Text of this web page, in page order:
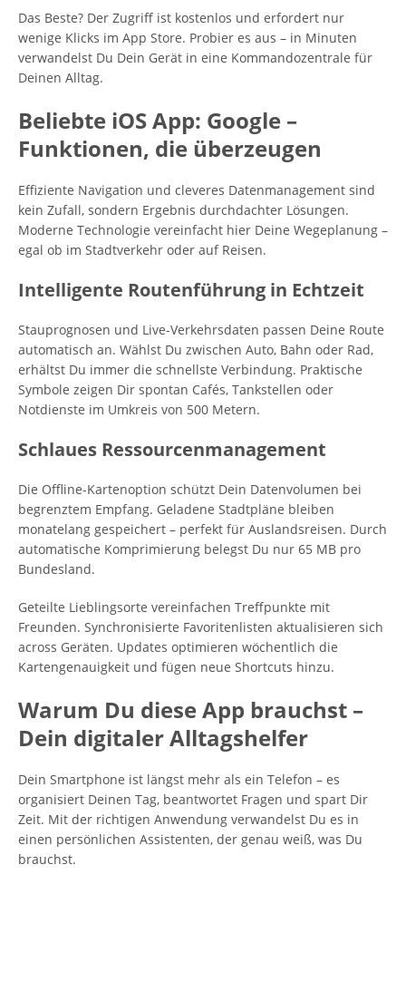
Das Beste? Der Zugriff ist kostenlos und erfordert nur
wenige Klicks im App Store. Probier es aus – in Minuten
verwandelst Du Dein Gerät in eine Kommandozentrale für
Deinen Alltag.
Beliebte iOS App: Google –
Funktionen, die überzeugen
Effiziente Navigation und cleveres Datenmanagement sind
kein Zufall, sondern Ergebnis durchdachter Lösungen.
Moderne Technologie vereinfacht hier Deine Wegeplanung –
egal ob im Stadtverkehr oder auf Reisen.
Intelligente Routenführung in Echtzeit
Stauprognosen und Live-Verkehrsdaten passen Deine Route
automatisch an. Wählst Du zwischen Auto, Bahn oder Rad,
erhältst Du immer die schnellste Verbindung. Praktische
Symbole zeigen Dir spontan Cafés, Tankstellen oder
Notdienste im Umkreis von 500 Metern.
Schlaues Ressourcenmanagement
Die Offline-Kartenoption schützt Dein Datenvolumen bei
begrenztem Empfang. Geladene Stadtpläne bleiben
monatelang gespeichert – perfekt für Auslandsreisen. Durch
automatische Komprimierung belegst Du nur 65 MB pro
Bundesland.
Geteilte Lieblingsorte vereinfachen Treffpunkte mit
Freunden. Synchronisierte Favoritenlisten aktualisieren sich
across Geräten. Updates optimieren wöchentlich die
Kartengenauigkeit und fügen neue Shortcuts hinzu.
Warum Du diese App brauchst –
Dein digitaler Alltagshelfer
Dein Smartphone ist längst mehr als ein Telefon – es
organisiert Deinen Tag, beantwortet Fragen und spart Dir
Zeit. Mit der richtigen Anwendung verwandelst Du es in
einen persönlichen Assistenten, der genau weiß, was Du
brauchst.